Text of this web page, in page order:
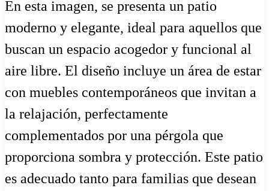
En esta imagen, se presenta un patio
moderno y elegante, ideal para aquellos que
buscan un espacio acogedor y funcional al
aire libre. El diseño incluye un área de estar
con muebles contemporáneos que invitan a
la relajación, perfectamente
complementados por una pérgola que
proporciona sombra y protección. Este patio
es adecuado tanto para familias que desean